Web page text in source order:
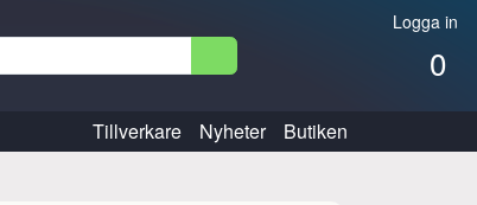
Logga in
0
Tillverkare Nyheter Butiken